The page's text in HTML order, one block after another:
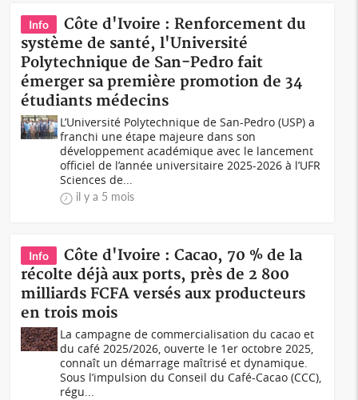
Info
Côte d'Ivoire : Renforcement du
système de santé, l'Université
Polytechnique de San-Pedro fait
émerger sa première promotion de 34
étudiants médecins
L’Université Polytechnique de San-Pedro (USP) a
franchi une étape majeure dans son
développement académique avec le lancement
officiel de l’année universitaire 2025-2026 à l’UFR
Sciences de...
il y a 5 mois
Info
Côte d'Ivoire : Cacao, 70 % de la
récolte déjà aux ports, près de 2 800
milliards FCFA versés aux producteurs
en trois mois
La campagne de commercialisation du cacao et
du café 2025/2026, ouverte le 1er octobre 2025,
connaît un démarrage maîtrisé et dynamique.
Sous l’impulsion du Conseil du Café-Cacao (CCC),
régu...